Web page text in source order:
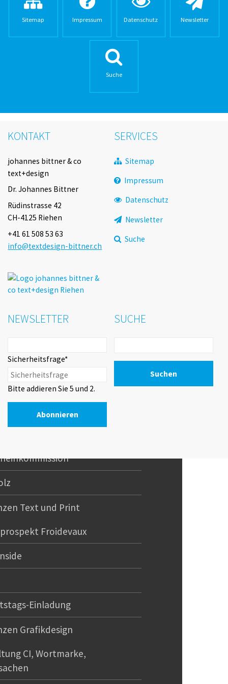
AG
International
Eurodistrict Basel
und Datentechnik
Stusek
St. Franziskus Riehen-
Sarti Fussreflexzonentherapie
Metropolregion
Text und Print
Froidevaux
Einladung
Grafikdesign
CI, Wortmarke,
Sitemap Impressum Datenschutz Newsletter
Suche
KONTAKT
johannes bittner & co
text+design
Dr. Johannes Bittner
Rüdinstrasse 42
CH-4125 Riehen
+41 61 508 53 63
info@textdesign-bittner.ch
SERVICES
Navigation
Sitemap
Impressum
Datenschutz
Newsletter
Suche
NEWSLETTER
Pflichtfeld
Sicherheitsfrage*
Bitte addieren Sie 5 und 2.
SUCHE